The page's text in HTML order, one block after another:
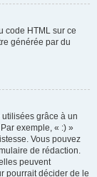
code HTML sur ce
générée par du
grâce à un
exemple, « :) »
Vous pouvez
de rédaction.
peuvent
pourrait décider de le